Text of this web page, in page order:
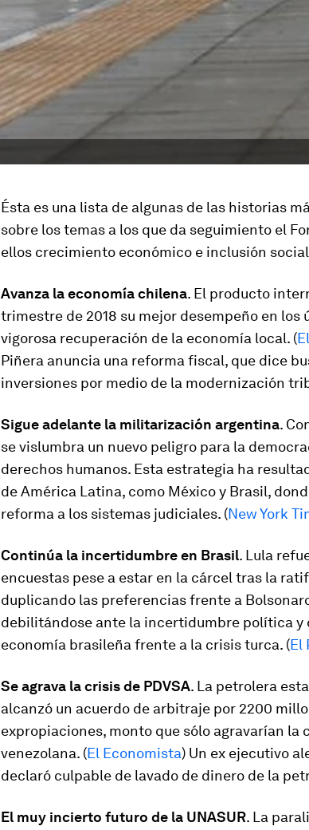
Ésta es una lista de algunas de las historias
sobre los temas a los que da seguimiento el
ellos crecimiento económico e inclusión
Avanza la economía chilena. El producto
trimestre de 2018 su mejor desempeño en los
vigorosa recuperación de la economía local. (
Piñera anuncia una reforma fiscal, que dice
inversiones por medio de la modernización
Sigue adelante la militarización argentina.
se vislumbra un nuevo peligro para la
derechos humanos. Esta estrategia ha
de América Latina, como México y Brasil,
reforma a los sistemas judiciales. (New York
Continúa la incertidumbre en Brasil. Lula
encuestas pese a estar en la cárcel tras la
duplicando las preferencias frente a
debilitándose ante la incertidumbre política y
economía brasileña frente a la crisis turca. (El
Se agrava la crisis de PDVSA. La petrolera
alcanzó un acuerdo de arbitraje por 2200
expropiaciones, monto que sólo agravarían la
venezolana. (El Economista) Un ex ejecutivo
declaró culpable de lavado de dinero de la
El muy incierto futuro de la UNASUR. La